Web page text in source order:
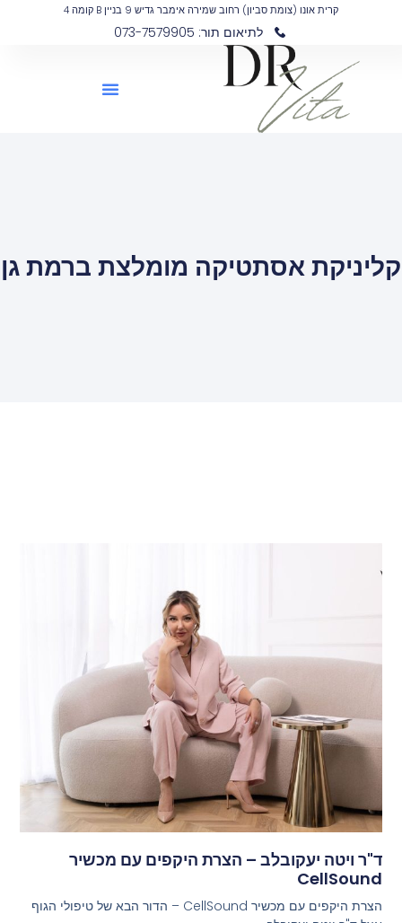
קרית אונו (צומת סביון) רחוב שמירה אימבר גדיש 9 בניין B קומה 4
לתיאום תור: 073-7579905
קליניקת אסתטיקה מומלצת ברמת גן
ד"ר ויטה יעקובלב – הצרת היקפים עם מכשיר
CellSound
הצרת היקפים עם מכשיר CellSound – הדור הבא של טיפולי הגוף